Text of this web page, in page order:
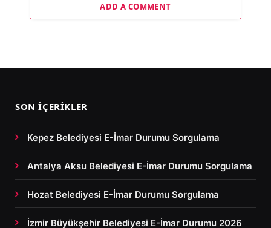
ADD A COMMENT
SON İÇERIKLER
Kepez Belediyesi E-İmar Durumu Sorgulama
Antalya Aksu Belediyesi E-İmar Durumu Sorgulama
Hozat Belediyesi E-İmar Durumu Sorgulama
İzmir Büyükşehir Belediyesi E-İmar Durumu 2026